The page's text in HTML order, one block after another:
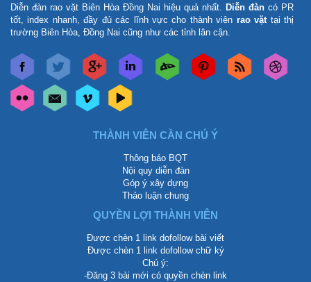
Diễn đàn rao vặt Biên Hòa Đồng Nai hiệu quả nhất. Diễn đàn có PR
tốt, index nhanh, đầy đủ các lĩnh vực cho thành viên rao vặttại thị
trường Biên Hòa, Đồng Nai cũng như các tỉnh lân cận.
THÀNH VIÊN CẦN CHÚ Ý
Thông báo BQT
Nội quy diễn đàn
Góp ý xây dựng
Thảo luận chung
QUYỀN LỢI THÀNH VIÊN
Được chèn 1 link dofollow bài viết
Được chèn 1 link dofollow chữ ký
Chú ý:
-Đăng 3 bài mới có quyền chèn link